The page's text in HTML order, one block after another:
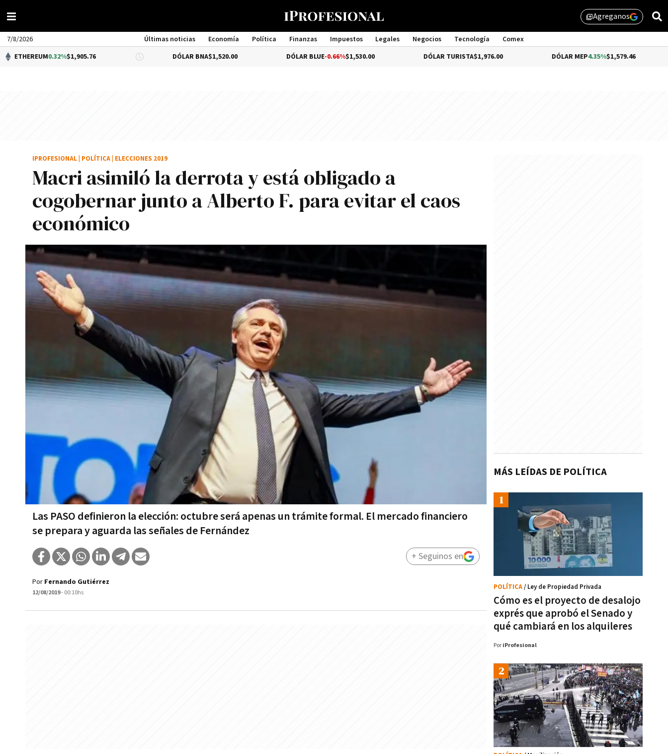
library_addAgreganos
7/8/2026 Últimas noticias Economía Política Finanzas Impuestos Legales Negocios Tecnología
Comex
Management
0.32%$1,905.76 DÓLAR BNA$1,520.00 DÓLAR BLUE-0.66%$1,530.00 DÓLAR TURISTA$1,976.00 DÓLAR MEP4.35%$1,579.46
Macri asimiló la derrota y está obligado a
cogobernar junto a Alberto F. para evitar el caos
económico
Las PASO definieron la elección: octubre será apenas un trámite formal. El mercado financiero
se prepara y aguarda las señales de Fernández
IPROFESIONAL POLÍTICA ELECCIONES 2019
Por Fernando Gutiérrez
12/08/2019- 00:10hs
+ Seguinos en
MÁS LEÍDAS DE POLÍTICA
Cómo es el proyecto de desalojo
exprés que aprobó el Senado y
qué cambiará en los alquileres
POLÍTICA/ Ley de Propiedad Privada
Por iProfesional